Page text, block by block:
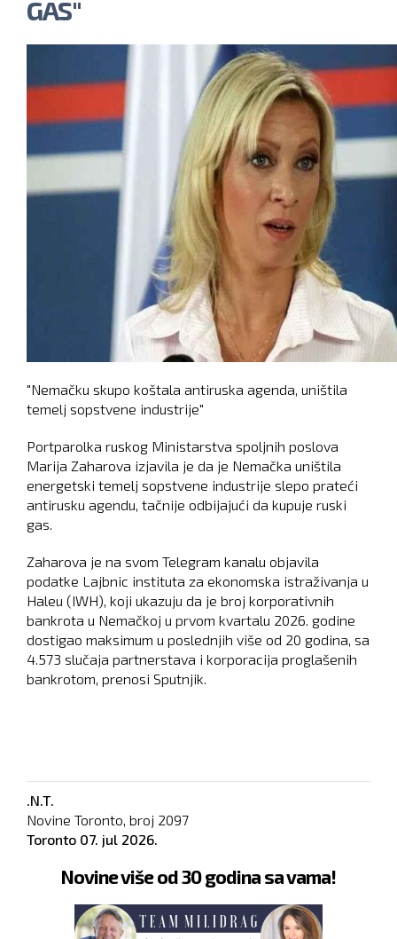
GAS"
"Nemačku skupo koštala antiruska agenda, uništila
temelj sopstvene industrije"
Portparolka ruskog Ministarstva spoljnih poslova
Marija Zaharova izjavila je da je Nemačka uništila
energetski temelj sopstvene industrije slepo prateći
antirusku agendu, tačnije odbijajući da kupuje ruski
gas.
Zaharova je na svom Telegram kanalu objavila
podatke Lajbnic instituta za ekonomska istraživanja u
Haleu (IWH), koji ukazuju da je broj korporativnih
bankrota u Nemačkoj u prvom kvartalu 2026. godine
dostigao maksimum u poslednjih više od 20 godina, sa
4.573 slučaja partnerstava i korporacija proglašenih
bankrotom, prenosi Sputnjik.
.N.T.
Novine Toronto, broj 2097
Toronto 07. jul 2026.
Novine više od 30 godina sa vama!